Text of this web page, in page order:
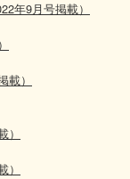
年9月号掲載）
）